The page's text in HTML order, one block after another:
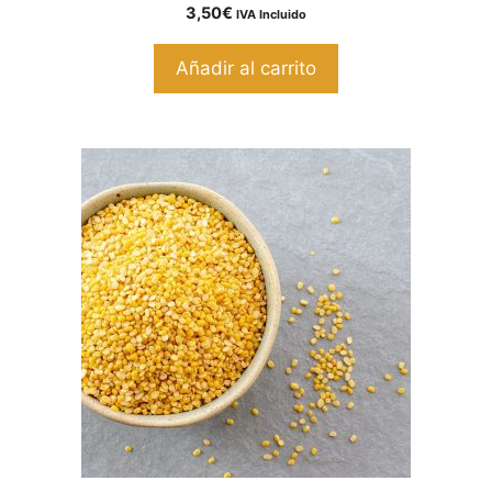
0
d
3,50€ IVA Incluido
Añadir al carrito